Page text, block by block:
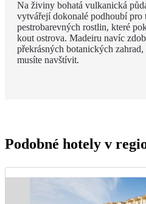
Na živiny bohatá vulkanická
vytvářejí dokonalé podhoubí pro
pestrobarevných rostlin, které
kout ostrova. Madeiru navíc
překrásných botanických zahrad,
musíte navštívit.
Podobné hotely v